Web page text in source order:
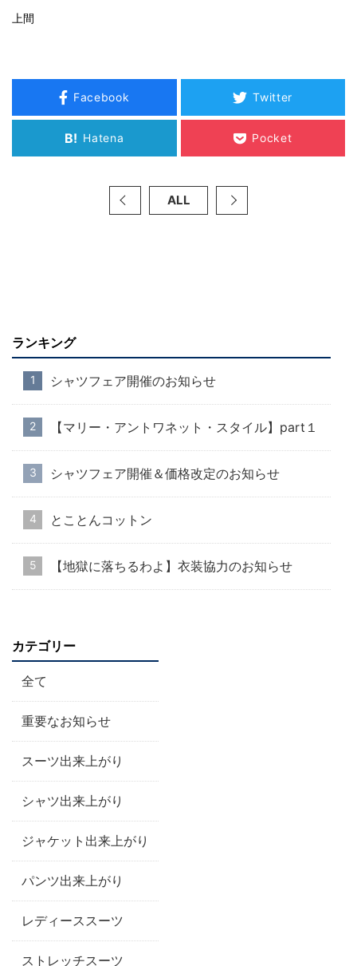
上間
Facebook Twitter
B! Hatena Pocket
ALL
ランキング
シャツフェア開催のお知らせ
【マリー・アントワネット・スタイル】part１
シャツフェア開催＆価格改定のお知らせ
とことんコットン
【地獄に落ちるわよ】衣装協力のお知らせ
カテゴリー
全て
重要なお知らせ
スーツ出来上がり
シャツ出来上がり
ジャケット出来上がり
パンツ出来上がり
レディーススーツ
ストレッチスーツ